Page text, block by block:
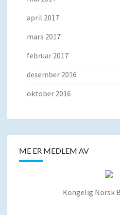
april 2017
mars 2017
februar 2017
desember 2016
oktober 2016
ME ER MEDLEM AV
Kongelig Norsk